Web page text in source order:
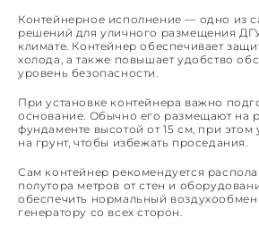
Контейнерное исполнение — одно из
решений для уличного размещения
климате. Контейнер обеспечивает
холода, а также повышает удобство
уровень безопасности.
При установке контейнера важно
основание. Обычно его размещают на
фундаменте высотой от 15 см, при этом
на грунт, чтобы избежать проседания.
Сам контейнер рекомендуется
полутора метров от стен и
обеспечить нормальный
генератору со всех сторон.